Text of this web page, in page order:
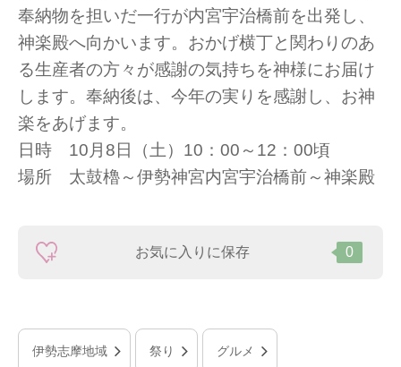
奉納物を担いだ一行が内宮宇治橋前を出発し、
神楽殿へ向かいます。おかげ横丁と関わりのあ
る生産者の方々が感謝の気持ちを神様にお届け
します。奉納後は、今年の実りを感謝し、お神
楽をあげます。
日時 10月8日（土）10：00～12：00頃
場所 太鼓櫓～伊勢神宮内宮宇治橋前～神楽殿
お気に入りに保存 0
伊勢志摩地域 祭り グルメ